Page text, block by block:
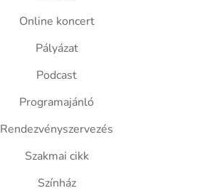
Online koncert
Pályázat
Podcast
Programajánló
Rendezvényszervezés
Szakmai cikk
Színház